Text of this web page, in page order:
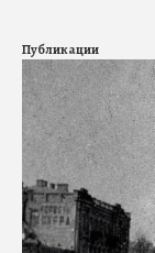
Публикации